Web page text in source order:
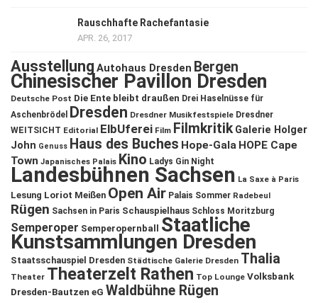
Rauschhafte Rachefantasie
APR. 26, 2017
Ausstellung Autohaus Dresden Bergen
Chinesischer Pavillon Dresden
Deutsche Post Die Ente bleibt draußen Drei Haselnüsse für
Aschenbrödel
Dresden Dresdner Musikfestspiele Dresdner
WEITSICHT Editorial ElbUferei Film Filmkritik Galerie Holger
John Genuss Haus des Buches Hope-Gala HOPE Cape
Town Japanisches Palais Kino Ladys Gin Night
Landesbühnen Sachsen La Saxe à Paris
Lesung Loriot Meißen Open Air Palais Sommer Radebeul
Rügen Sachsen in Paris Schauspielhaus Schloss Moritzburg
Semperoper Semperopernball Staatliche
Kunstsammlungen Dresden
Staatsschauspiel Dresden Städtische Galerie Dresden Thalia
Theater Theaterzelt Rathen Top Lounge Volksbank
Dresden-Bautzen eG Waldbühne Rügen